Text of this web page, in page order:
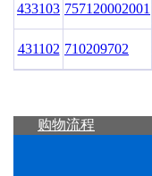
433103 757120002001
431102 710209702
购物流程